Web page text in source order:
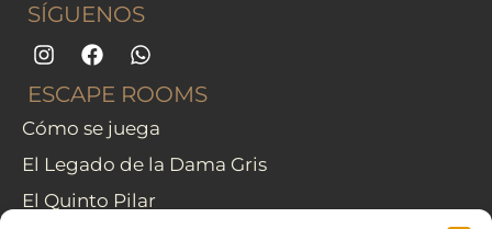
SÍGUENOS
I
n
s
t
a
g
r
a
m
F
a
c
e
b
o
o
k
W
h
a
t
s
a
p
p
ESCAPE ROOMS
Cómo se juega
El Legado de la Dama Gris
El Quinto Pilar